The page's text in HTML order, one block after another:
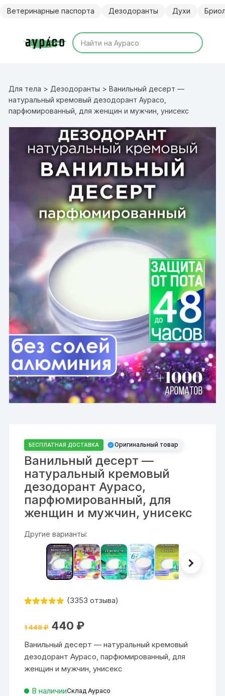
Ветеринарные паспорта Дезодоранты Духи
Для тела > Дезодоранты > Ванильный десерт —
натуральный кремовый дезодорант Аурасо,
парфюмированный, для женщин и мужчин, унисекс
БЕСПЛАТНАЯ ДОСТАВКА Оригинальный товар
Ванильный десерт —
натуральный кремовый
дезодорант Аурасо,
парфюмированный, для
женщин и мужчин, унисекс
Другие варианты:
на основе
пользовате
лей
(3353 отзыва)
1 448₽ Первоначальная
цена
1
448 ₽.
440 ₽Текущая
Ванильный десерт — натуральный кремовый
дезодорант Аурасо, парфюмированный, для
женщин и мужчин, унисекс
В наличииСклад Аурасо